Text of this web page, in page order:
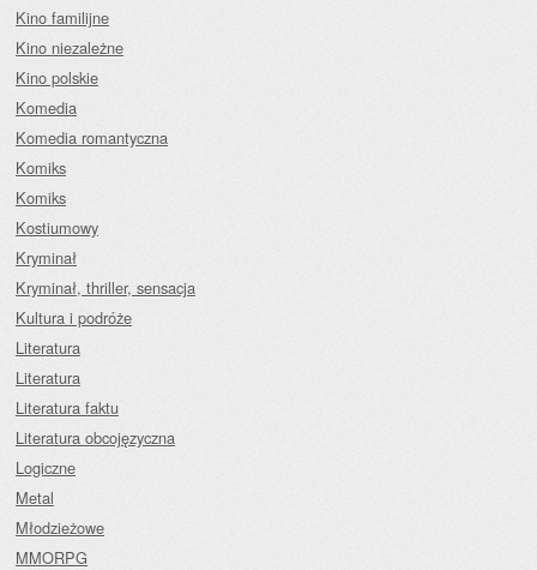
Kino familijne
Kino niezależne
Kino polskie
Komedia
Komedia romantyczna
Komiks
Komiks
Kostiumowy
Kryminał
Kryminał, thriller, sensacja
Kultura i podróże
Literatura
Literatura
Literatura faktu
Literatura obcojęzyczna
Logiczne
Metal
Młodzieżowe
MMORPG